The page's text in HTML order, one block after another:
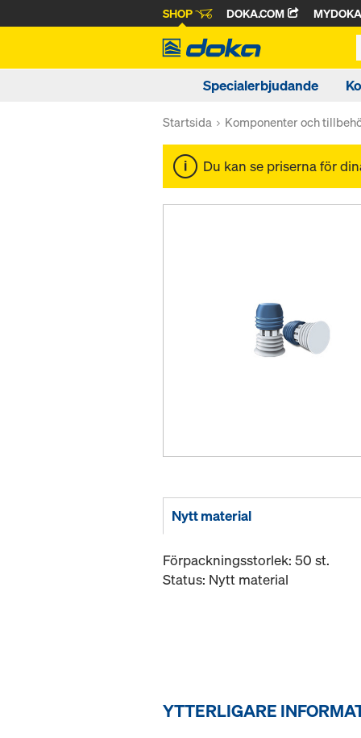
SHOP DOKA.COM MYDOKA
Specialerbjudande
Startsida Komponenter och
Du kan se priserna för
Nytt material
Förpackningsstorlek: 50 st.
Status: Nytt material
YTTERLIGARE